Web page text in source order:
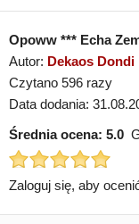
Opoww *** Echa
Autor: Dekaos Dondi
Czytano 596 razy
Data dodania:
Średnia ocena: 5.0
Zaloguj się, aby